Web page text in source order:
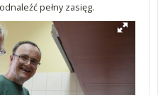
pełny zasięg.